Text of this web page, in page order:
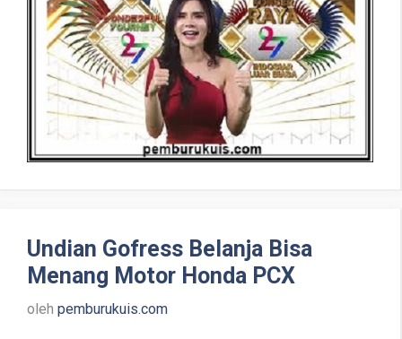
Undian Gofress Belanja Bisa
Menang Motor Honda PCX
oleh pemburukuis.com